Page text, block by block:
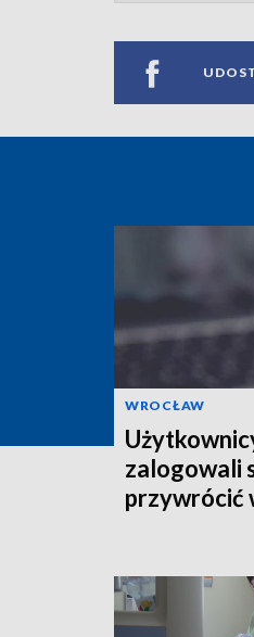
WROCŁAW
zalogowali
przywrócić